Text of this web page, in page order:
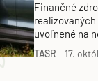
Finančné
uvoľnené na
o tom
súčasnosti je
TASR - 17.